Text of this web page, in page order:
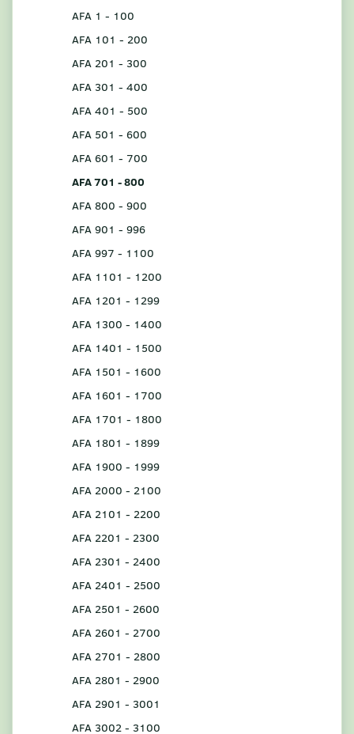
AFA 1 - 100
AFA 101 - 200
AFA 201 - 300
AFA 301 - 400
AFA 401 - 500
AFA 501 - 600
AFA 601 - 700
AFA 701 - 800
AFA 800 - 900
AFA 901 - 996
AFA 997 - 1100
AFA 1101 - 1200
AFA 1201 - 1299
AFA 1300 - 1400
AFA 1401 - 1500
AFA 1501 - 1600
AFA 1601 - 1700
AFA 1701 - 1800
AFA 1801 - 1899
AFA 1900 - 1999
AFA 2000 - 2100
AFA 2101 - 2200
AFA 2201 - 2300
AFA 2301 - 2400
AFA 2401 - 2500
AFA 2501 - 2600
AFA 2601 - 2700
AFA 2701 - 2800
AFA 2801 - 2900
AFA 2901 - 3001
AFA 3002 - 3100